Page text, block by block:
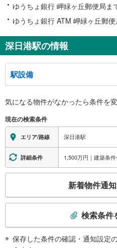
ゆうちょ銀行 岬緑ヶ丘郵便局ま
ゆうちょ銀行 ATM 岬緑ヶ丘郵
深日港駅の情報
駅設備
※段差なしでの移動経路
地上⇔改札⇔ホーム：×
その他
・点字運賃表
気になる物件がなかったら条件を
現在の検索条件
エリア/路線 深日港駅
詳細条件 1,500万円｜建築条
検
新着物件通
検索条件
保存した条件の確認・通知設定